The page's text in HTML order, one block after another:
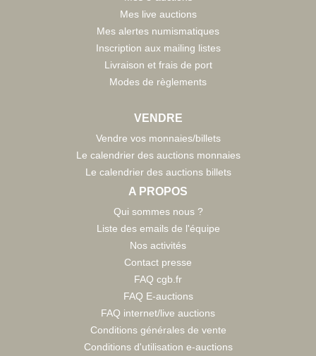
Mes live auctions
Mes alertes numismatiques
Inscription aux mailing listes
Livraison et frais de port
Modes de règlements
VENDRE
Vendre vos monnaies/billets
Le calendrier des auctions monnaies
Le calendrier des auctions billets
A PROPOS
Qui sommes nous ?
Liste des emails de l'équipe
Nos activités
Contact presse
FAQ cgb.fr
FAQ E-auctions
FAQ internet/live auctions
Conditions générales de vente
Conditions d'utilisation e-auctions